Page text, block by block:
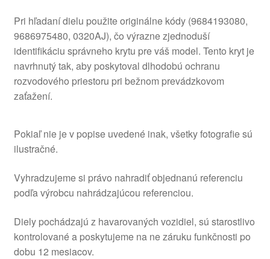
Pri hľadaní dielu použite originálne kódy (9684193080,
9686975480, 0320AJ), čo výrazne zjednoduší
identifikáciu správneho krytu pre váš model. Tento kryt je
navrhnutý tak, aby poskytoval dlhodobú ochranu
rozvodového priestoru pri bežnom prevádzkovom
zaťažení.
Pokiaľ nie je v popise uvedené inak, všetky fotografie sú
ilustračné.
Vyhradzujeme si právo nahradiť objednanú referenciu
podľa výrobcu nahrádzajúcou referenciou.
Diely pochádzajú z havarovaných vozidiel, sú starostlivo
kontrolované a poskytujeme na ne záruku funkčnosti po
dobu 12 mesiacov.